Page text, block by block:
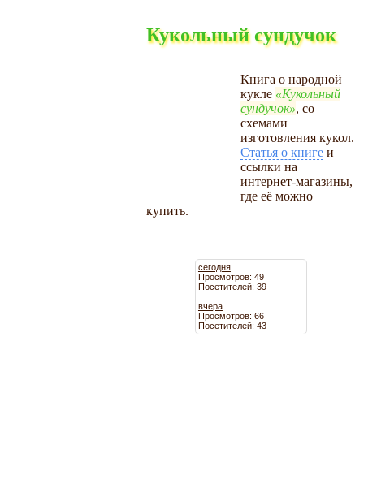
Кукольный сундучок
Книга о народной
кукле
Кукольный
сундучок , со
схемами
изготовления кукол.
Статья о книге и
ссылки на
интернет-магазины,
где её можно
купить.
сегодня
Просмотров: 49
Посетителей: 39
вчера
Просмотров: 66
Посетителей: 43